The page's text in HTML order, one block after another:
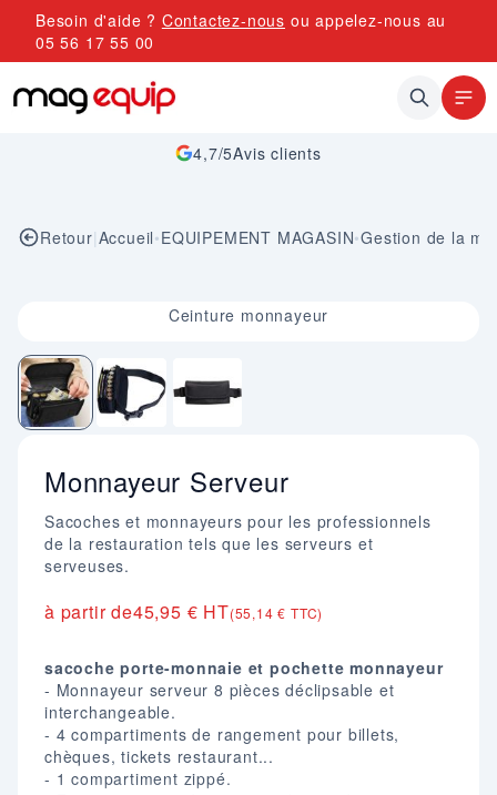
Allez au contenu
Besoin d'aide ? Contactez-nous ou appelez-nous au
05 56 17 55 00
4,7/5Avis clients
Retour|Accueil•EQUIPEMENT MAGASIN•Gestion de la
Ceinture monnayeur
Monnayeur Serveur
Sacoches et monnayeurs pour les professionnels
de la restauration tels que les serveurs et
serveuses.
à partir de45,95 € HT(55,14 € TTC)
sacoche porte-monnaie et pochette monnayeur
- Monnayeur serveur 8 pièces déclipsable et
interchangeable.
- 4 compartiments de rangement pour billets,
chèques, tickets restaurant...
- 1 compartiment zippé.